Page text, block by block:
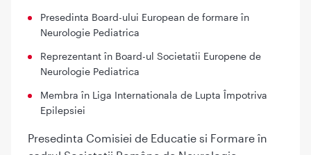
Presedinta Board-ului European de formare în
Neurologie Pediatrica
Reprezentant în Board-ul Societatii Europene de
Neurologie Pediatrica
Membra în Liga Internationala de Lupta Împotriva
Epilepsiei
Presedinta Comisiei de Educatie si Formare în